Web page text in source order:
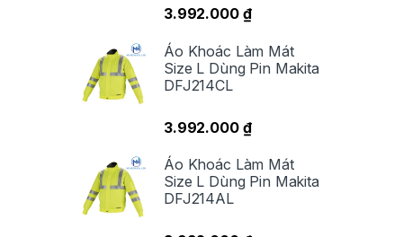
3.992.000 ₫
Áo Khoác Làm Mát
Size L Dùng Pin Makita
DFJ214CL
3.992.000 ₫
Áo Khoác Làm Mát
Size L Dùng Pin Makita
DFJ214AL